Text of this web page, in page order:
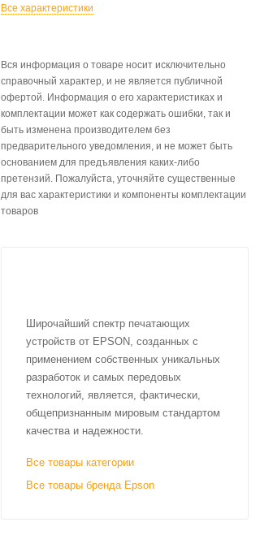
Все характеристики
Вся информация о товаре носит исключительно
справочный характер, и не является публичной
офертой. Информация о его характеристиках и
комплектации может как содержать ошибки, так и
быть изменена производителем без
предварительного уведомления, и не может быть
основанием для предъявления каких-либо
претензий. Пожалуйста, уточняйте существенные
для вас характеристики и компоненты комплектации
товаров
Широчайший спектр печатающих
устройств от EPSON, созданных с
применением собственных уникальных
разработок и самых передовых
технологий, является, фактически,
общепризнанным мировым стандартом
качества и надежности.
Все товары категории
Все товары бренда Epson